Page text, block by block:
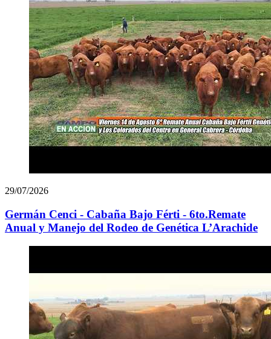
29/07/2026
Germán Cenci - Cabaña Bajo Férti - 6to.Remate
Anual y Manejo del Rodeo de Genética L’Arachide